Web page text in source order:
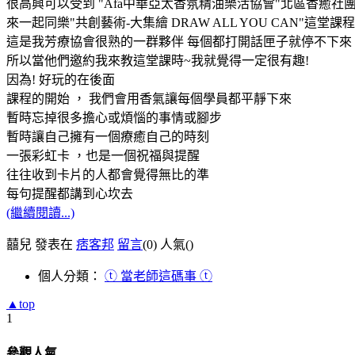
很高興可以受到 "Afa中華亞太香氛精油樂活協會"北區香癒社
來一起同樂"共創藝術-大集繪 DRAW ALL YOU CAN"這堂課程
這是我芳療協會很熟的一群夥伴 每個都打開話匣子就停不下來
所以當他們邀約我來教這堂課時~我就覺得一定很有趣!
因為! 好玩的在後面
課程的開始 ， 我們會用香氣讓每個學員都平靜下來
暫時忘掉很多擔心或煩惱的事情或腳步
暫時讓自己擁有一個療癒自己的時刻
一張彩虹卡 ，也是一個祝福與提醒
往往收到卡片的人都會覺得無比的準
每句提醒都講到心坎去
(繼續閱讀...)
囍兒 發表在 痞客邦 留言(0) 人氣()
個人分類： ⓣ 當老師這碼事 ⓣ
▲top
1